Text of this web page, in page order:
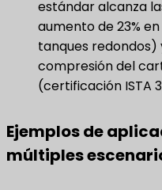
estándar alcanza
aumento de 23%
tanques redondos)
compresión del
(certificación ISTA
Ejemplos de
múltiples